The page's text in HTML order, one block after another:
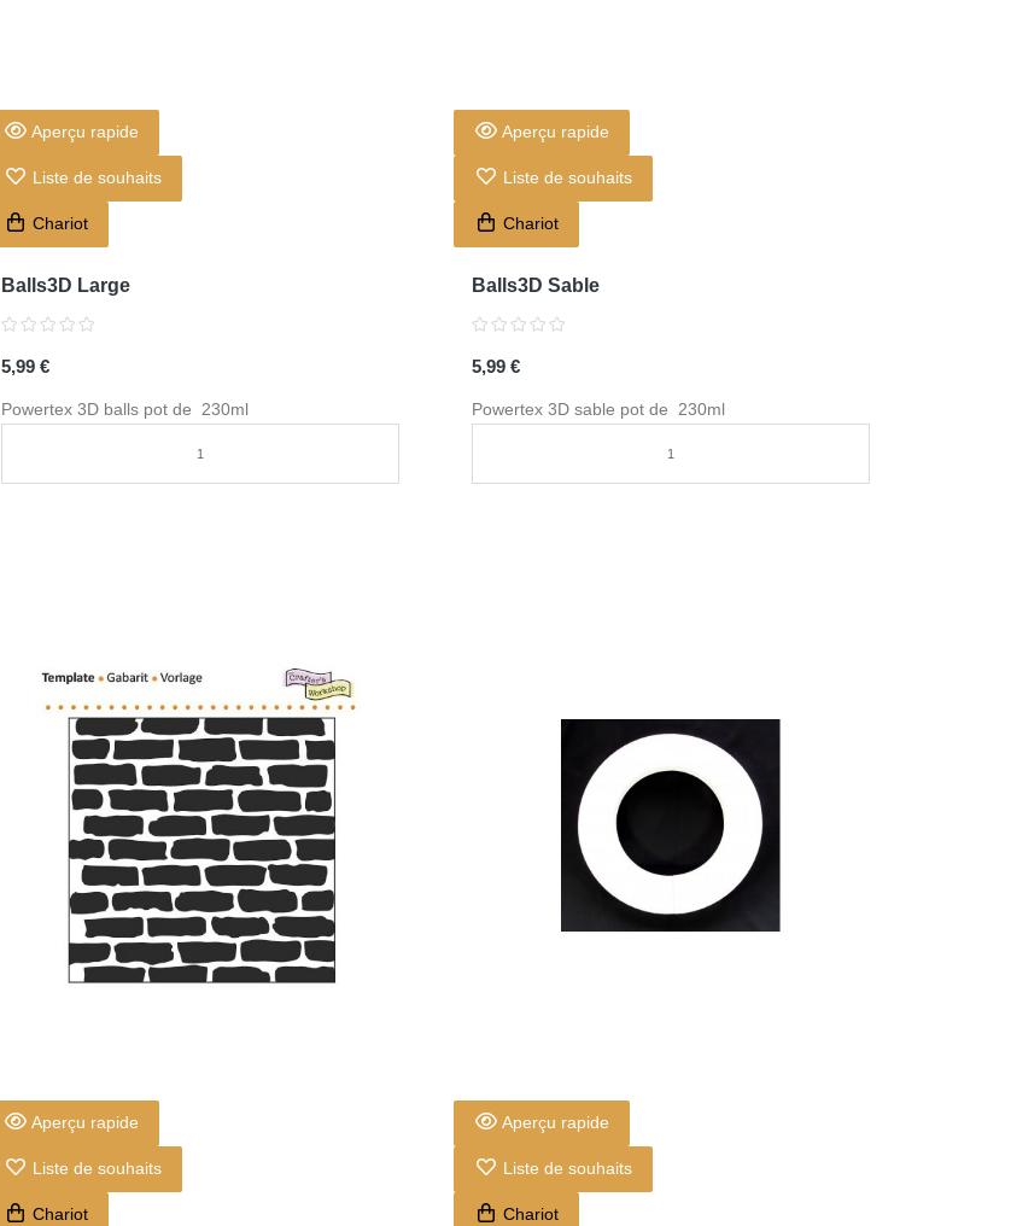
Aperçu rapide
Liste de souhaits
Chariot
Balls3D Large
5,99 €
Powertex 3D balls pot de 230ml
Aperçu rapide
Liste de souhaits
Chariot
Balls3D Sable
5,99 €
Powertex 3D sable pot de 230ml
Aperçu rapide
Liste de souhaits
Chariot
Aperçu rapide
Liste de souhaits
Chariot